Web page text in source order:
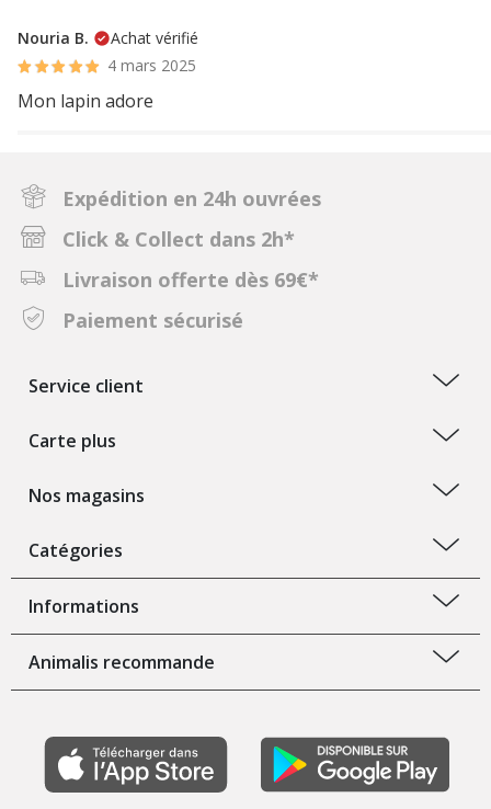
Nouria B.
Achat vérifié
4 mars 2025
Mon lapin adore
Expédition en 24h ouvrées
Click & Collect dans 2h*
Livraison offerte dès 69€*
Paiement sécurisé
Service client
Carte plus
Nos magasins
Catégories
Informations
Animalis recommande